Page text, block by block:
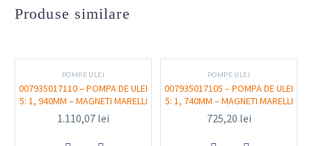
Control electronic:
Compatibilitate semnale:LIN, BSS, RVC, PWM
Panou de comandă:digital, cu afișaj grafic LCD și
interfață intuitivă
Produse similare
POMPE ULEI
007935017110 – POMPA DE ULEI
5: 1, 940MM – MAGNETI MARELLI
1.110,07 lei
POMPE ULEI
007935017105 – POMPA DE ULEI
5: 1, 740MM – MAGNETI MARELLI
725,20 lei